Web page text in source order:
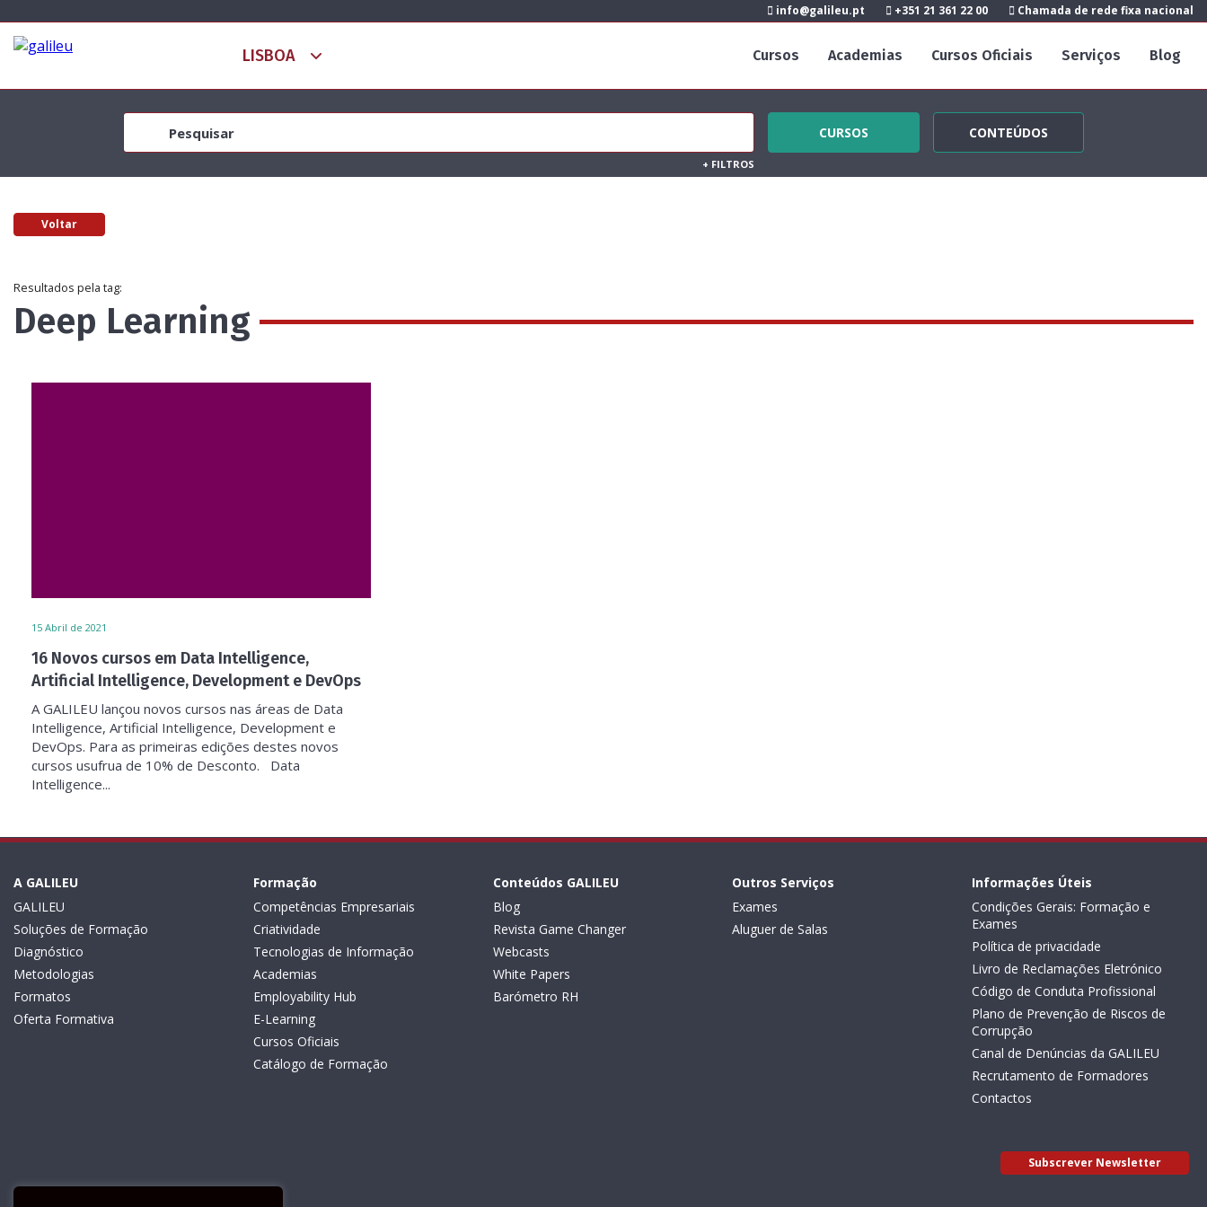
info@galileu.pt +351 21 361 22 00 Chamada de rede fixa nacional
Cursos Academias Cursos Oficiais Serviços Blog
CURSOS CONTEÚDOS
+ FILTROS
Voltar
Resultados pela tag:
Deep Learning
15 Abril de 2021
16 Novos cursos em Data Intelligence,
Artificial Intelligence, Development e DevOps
A GALILEU lançou novos cursos nas áreas de Data
Intelligence, Artificial Intelligence, Development e
DevOps. Para as primeiras edições destes novos
cursos usufrua de 10% de Desconto. Data
Intelligence...
A GALILEU
GALILEU
Soluções de Formação
Diagnóstico
Metodologias
Formatos
Oferta Formativa
Formação
Competências Empresariais
Criatividade
Tecnologias de Informação
Academias
Employability Hub
E-Learning
Cursos Oficiais
Catálogo de Formação
Conteúdos GALILEU
Blog
Revista Game Changer
Webcasts
White Papers
Barómetro RH
Outros Serviços
Exames
Aluguer de Salas
Informações Úteis
Condições Gerais: Formação e
Exames
Política de privacidade
Livro de Reclamações Eletrónico
Código de Conduta Profissional
Plano de Prevenção de Riscos de
Corrupção
Canal de Denúncias da GALILEU
Recrutamento de Formadores
Contactos
Subscrever Newsletter